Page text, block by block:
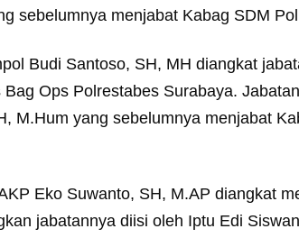
sebelumnya menjabat Kabag SDM
Budi Santoso, SH, MH diangkat
Ops Polrestabes Surabaya.
M.Hum yang sebelumnya menjabat
Eko Suwanto, SH, M.AP diangkat
jabatannya diisi oleh Iptu Edi